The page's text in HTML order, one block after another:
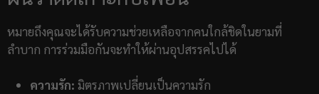
หมายถึงคุณจะได้รับความช่วยเหลือจากคนใกล้ชิดในยามที่
ลำบาก การร่วมมือกันจะทำให้ผ่านอุปสรรคไปได้
ความรัก: มิตรภาพเปลี่ยนเป็นความรัก